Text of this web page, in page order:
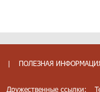
| ПОЛЕЗНАЯ
Дружественные ссылки: